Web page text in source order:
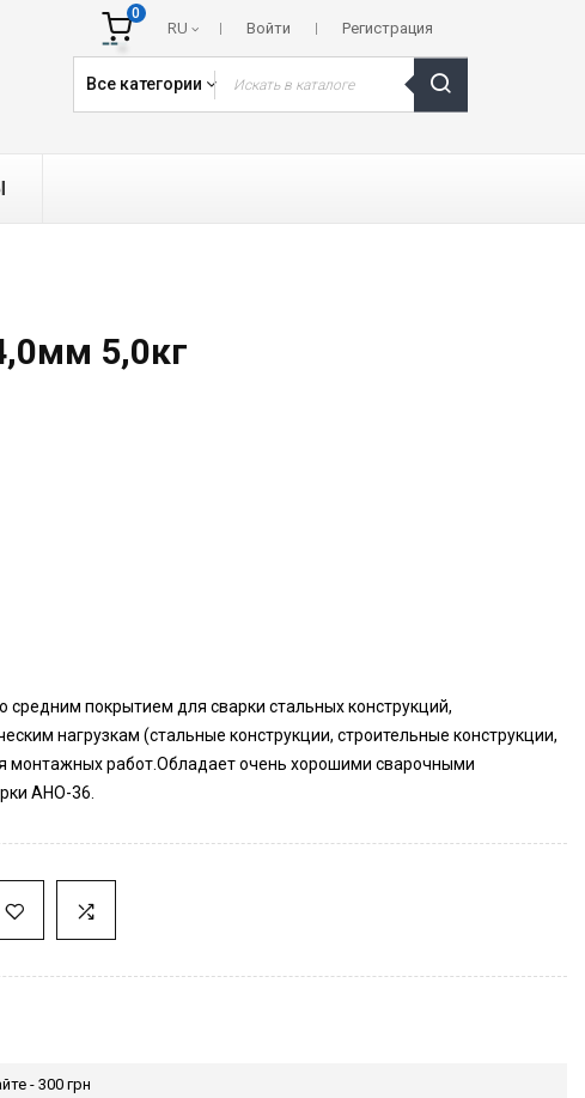
Войти Регистрация
RU
0
Все категории
5,0кг
средним покрытием для сварки стальных конструкций,
нагрузкам (стальные конструкции, строительные конструкции,
монтажных работ.Обладает очень хорошими сварочными
АНО-36.
- 300 грн